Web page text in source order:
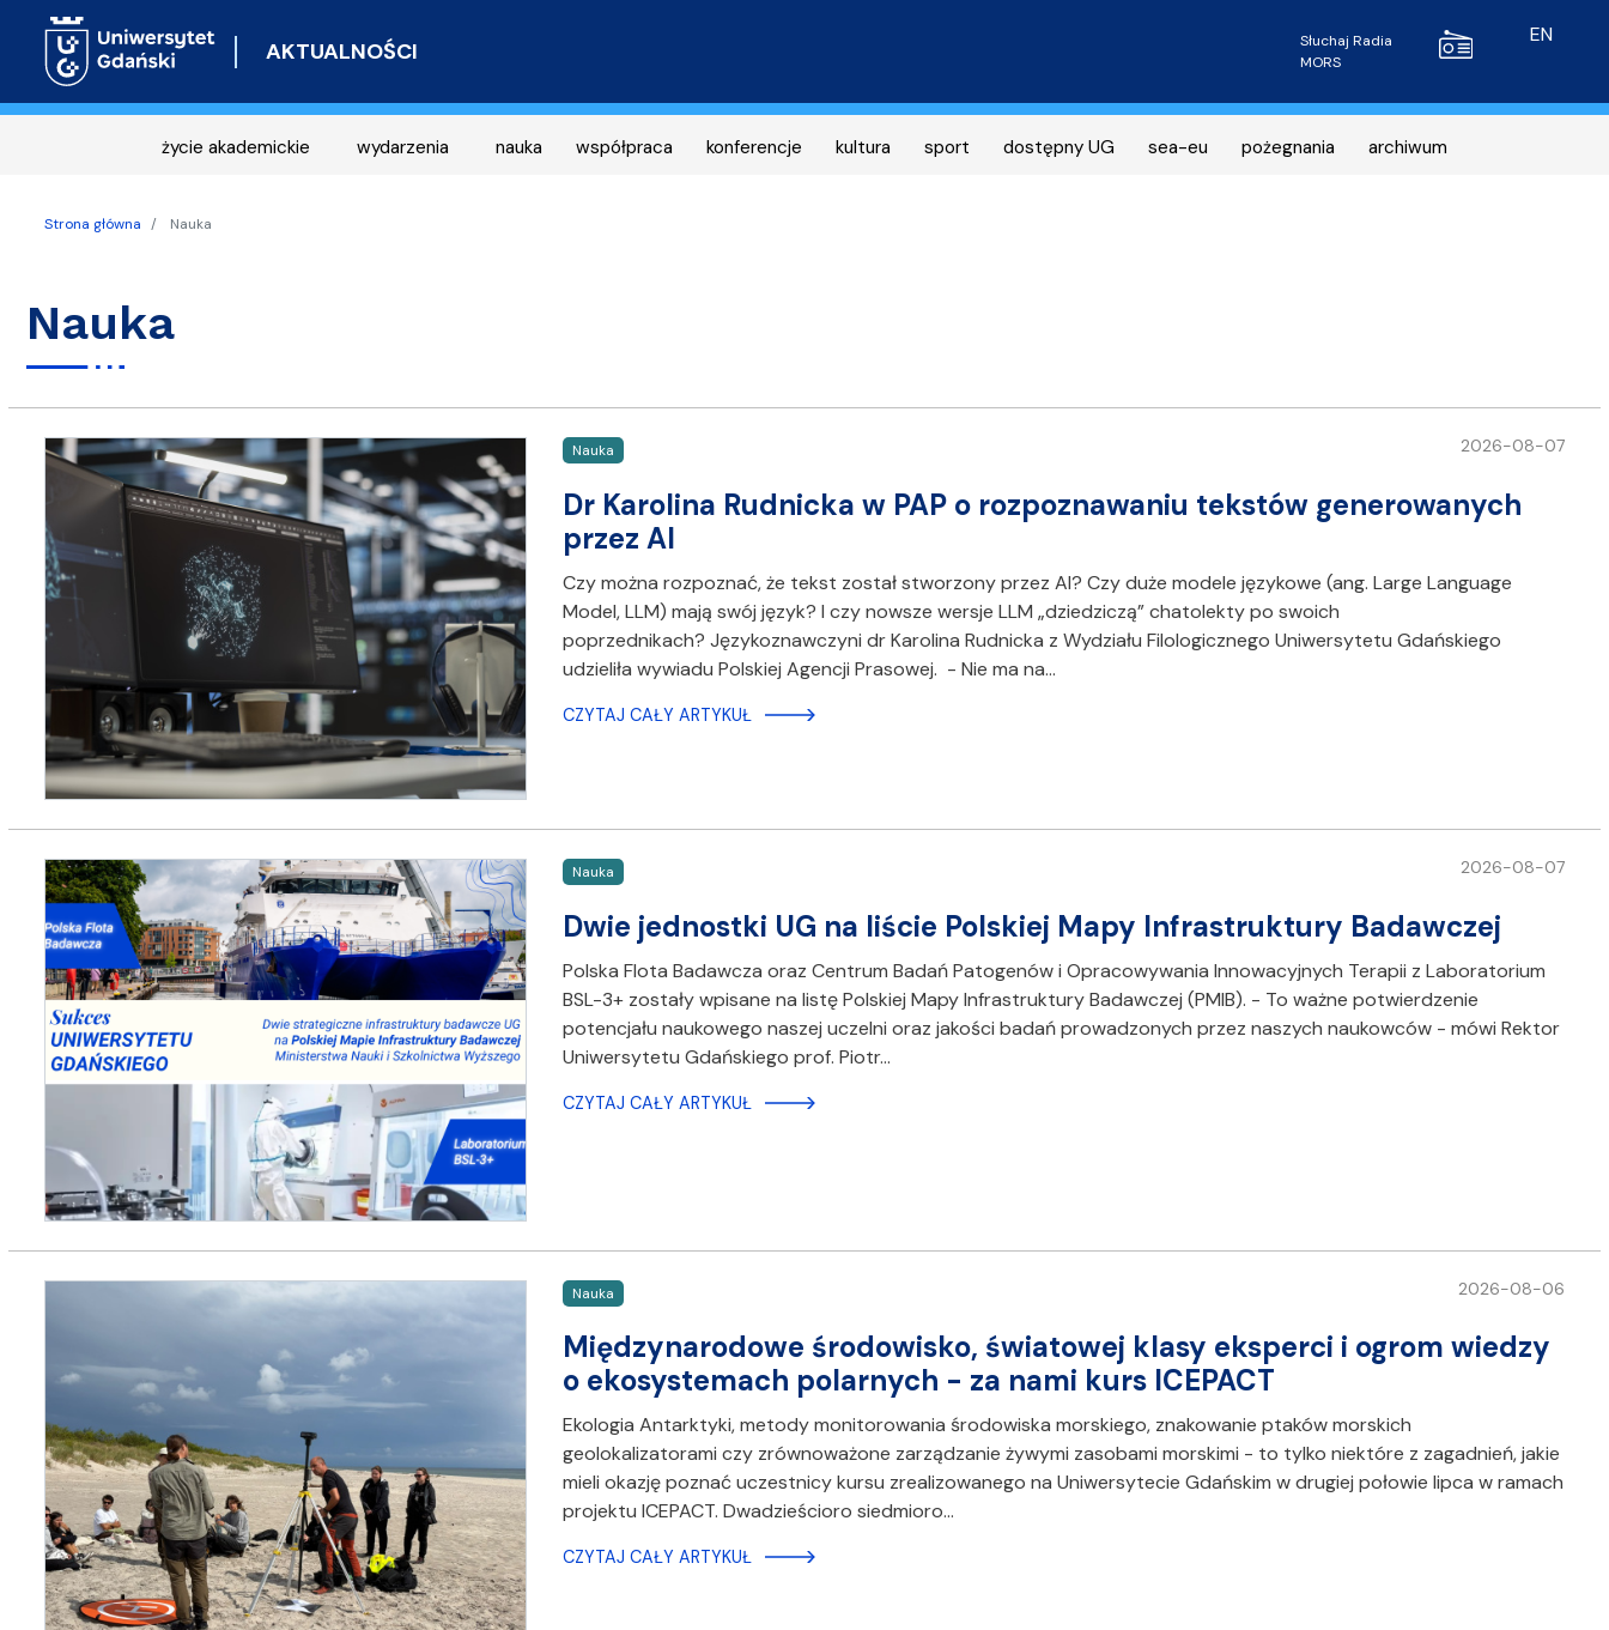
AKTUALNOŚCI Radio MORS
Słuchaj Radia
MORS
EN
życie akademickie wydarzenia nauka współpraca konferencje kultura sport dostępny UG sea-eu pożegnania archiwum
Strona główna Nauka
Nauka
Nauka 2026-08-07
Dr Karolina Rudnicka w PAP o rozpoznawaniu tekstów generowanych
przez AI
Czy można rozpoznać, że tekst został stworzony przez AI? Czy duże modele językowe (ang. Large Language
Model, LLM) mają swój język? I czy nowsze wersje LLM „dziedziczą” chatolekty po swoich
poprzednikach? Językoznawczyni dr Karolina Rudnicka z Wydziału Filologicznego Uniwersytetu Gdańskiego
udzieliła wywiadu Polskiej Agencji Prasowej. - Nie ma na…
CZYTAJ CAŁY ARTYKUŁ
Nauka 2026-08-07
Dwie jednostki UG na liście Polskiej Mapy Infrastruktury Badawczej
Polska Flota Badawcza oraz Centrum Badań Patogenów i Opracowywania Innowacyjnych Terapii z Laboratorium
BSL-3+ zostały wpisane na listę Polskiej Mapy Infrastruktury Badawczej (PMIB). - To ważne potwierdzenie
potencjału naukowego naszej uczelni oraz jakości badań prowadzonych przez naszych naukowców - mówi Rektor
Uniwersytetu Gdańskiego prof. Piotr…
CZYTAJ CAŁY ARTYKUŁ
Nauka 2026-08-06
Międzynarodowe środowisko, światowej klasy eksperci i ogrom wiedzy
o ekosystemach polarnych - za nami kurs ICEPACT
Ekologia Antarktyki, metody monitorowania środowiska morskiego, znakowanie ptaków morskich
geolokalizatorami czy zrównoważone zarządzanie żywymi zasobami morskimi - to tylko niektóre z zagadnień, jakie
mieli okazję poznać uczestnicy kursu zrealizowanego na Uniwersytecie Gdańskim w drugiej połowie lipca w ramach
projektu ICEPACT. Dwadzieścioro siedmioro…
CZYTAJ CAŁY ARTYKUŁ